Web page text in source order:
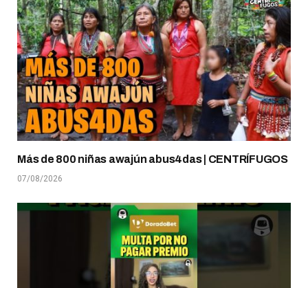
Más de 800 niñas awajún abus4das | CENTRÍFUGOS
07/08/2026